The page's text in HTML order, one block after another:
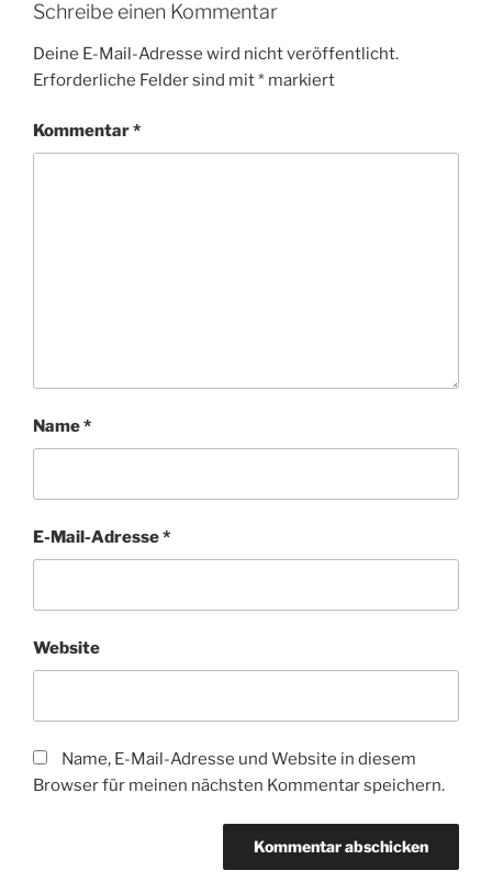
Schreibe einen Kommentar
Deine E-Mail-Adresse wird nicht veröffentlicht.
Erforderliche Felder sind mit* markiert
Kommentar*
Name*
E-Mail-Adresse*
Website
Name, E-Mail-Adresse und Website in diesem
Browser für meinen nächsten Kommentar speichern.